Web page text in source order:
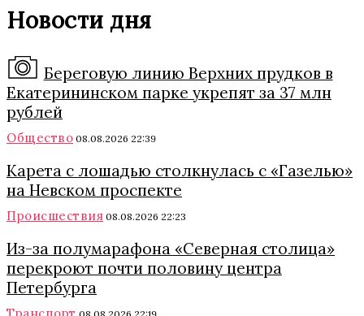
Новости дня
Береговую линию Верхних прудков в
Екатерининском парке укрепят за 37 млн
рублей
Общество 08.08.2026 22:39
Карета с лошадью столкнулась с «Газелью»
на Невском проспекте
Происшествия 08.08.2026 22:23
Из-за полумарафона «Северная столица»
перекроют почти половину центра
Петербурга